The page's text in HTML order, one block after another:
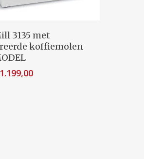
Lees Verder
3135 met
koffiemolen
Huidige